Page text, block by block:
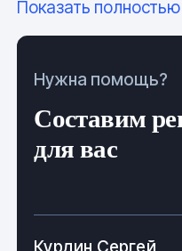
положительных
высокая прочность;
Показать полностью
Нужна помощь?
Составим
для вас
Курдин Сергей